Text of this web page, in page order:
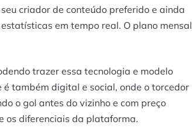
criador de conteúdo preferido e ainda
em tempo real. O plano mensal
trazer essa tecnologia e modelo
é também digital e social, onde o torcedor
o gol antes do vizinho e com preço
os diferenciais da plataforma.